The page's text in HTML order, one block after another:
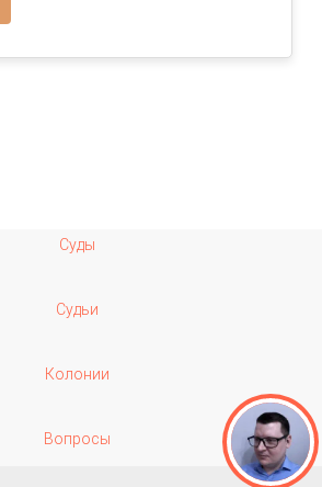
Суды
Судьи
Колонии
Вопросы